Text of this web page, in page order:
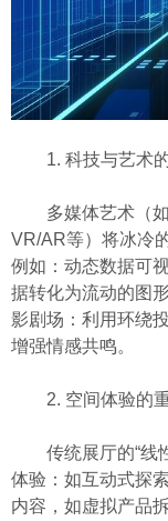
1. 科技与艺术
多媒体艺术（如
VR/AR等）将冰冷
例如：动态数据可
据转化为流动的图
影剧场：利用环绕
增强情感共鸣。
2. 空间体验的
传统展厅的“线性
体验：如互动式探
内容，如虚拟产品